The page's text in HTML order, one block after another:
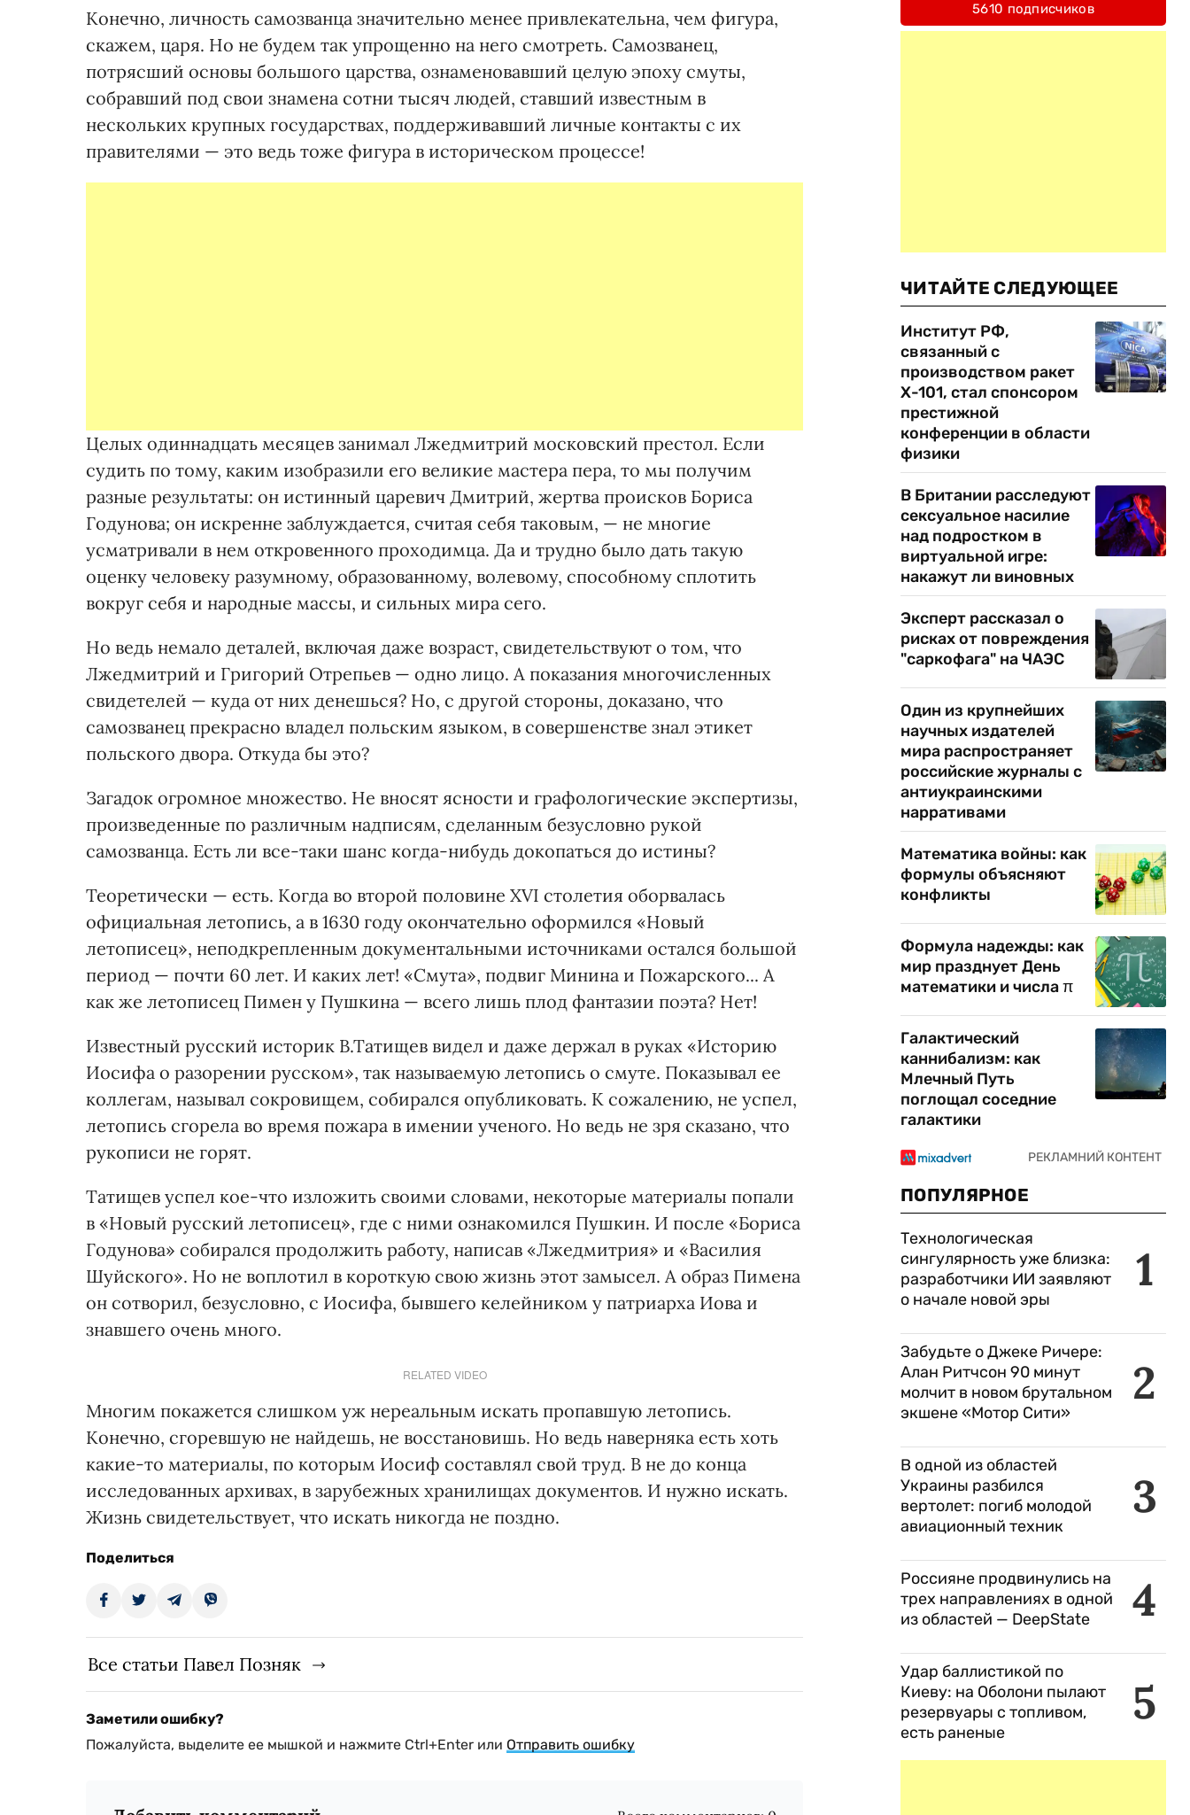
Конечно, личность самозванца значительно менее привлекательна, чем фигура,
скажем, царя. Но не будем так упрощенно на него смотреть. Самозванец,
потрясший основы большого царства, ознаменовавший целую эпоху смуты,
собравший под свои знамена сотни тысяч людей, ставший известным в
нескольких крупных государствах, поддерживавший личные контакты с их
правителями — это ведь тоже фигура в историческом процессе!
Целых одиннадцать месяцев занимал Лжедмитрий московский престол. Если
судить по тому, каким изобразили его великие мастера пера, то мы получим
разные результаты: он истинный царевич Дмитрий, жертва происков Бориса
Годунова; он искренне заблуждается, считая себя таковым, — не многие
усматривали в нем откровенного проходимца. Да и трудно было дать такую
оценку человеку разумному, образованному, волевому, способному сплотить
вокруг себя и народные массы, и сильных мира сего.
Но ведь немало деталей, включая даже возраст, свидетельствуют о том, что
Лжедмитрий и Григорий Отрепьев — одно лицо. А показания многочисленных
свидетелей — куда от них денешься? Но, с другой стороны, доказано, что
самозванец прекрасно владел польским языком, в совершенстве знал этикет
польского двора. Откуда бы это?
Загадок огромное множество. Не вносят ясности и графологические экспертизы,
произведенные по различным надписям, сделанным безусловно рукой
самозванца. Есть ли все-таки шанс когда-нибудь докопаться до истины?
Теоретически — есть. Когда во второй половине XVI столетия оборвалась
официальная летопись, а в 1630 году окончательно оформился «Новый
летописец», неподкрепленным документальными источниками остался большой
период — почти 60 лет. И каких лет! «Смута», подвиг Минина и Пожарского... А
как же летописец Пимен у Пушкина — всего лишь плод фантазии поэта? Нет!
Известный русский историк В.Татищев видел и даже держал в руках «Историю
Иосифа о разорении русском», так называемую летопись о смуте. Показывал ее
коллегам, называл сокровищем, собирался опубликовать. К сожалению, не успел,
летопись сгорела во время пожара в имении ученого. Но ведь не зря сказано, что
рукописи не горят.
Татищев успел кое-что изложить своими словами, некоторые материалы попали
в «Новый русский летописец», где с ними ознакомился Пушкин. И после «Бориса
Годунова» собирался продолжить работу, написав «Лжедмитрия» и «Василия
Шуйского». Но не воплотил в короткую свою жизнь этот замысел. А образ Пимена
он сотворил, безусловно, с Иосифа, бывшего келейником у патриарха Иова и
знавшего очень много.
RELATED VIDEO
Многим покажется слишком уж нереальным искать пропавшую летопись.
Конечно, сгоревшую не найдешь, не восстановишь. Но ведь наверняка есть хоть
какие-то материалы, по которым Иосиф составлял свой труд. В не до конца
исследованных архивах, в зарубежных хранилищах документов. И нужно искать.
Жизнь свидетельствует, что искать никогда не поздно.
Поделиться
Все статьи Павел Позняк
Заметили ошибку?
Пожалуйста, выделите ее мышкой и нажмите Ctrl+Enter или Отправить ошибку
5610 подписчиков
ЧИТАЙТЕ СЛЕДУЮЩЕЕ
Институт РФ,
связанный с
производством ракет
Х-101, стал спонсором
престижной
конференции в области
физики
В Британии расследуют
сексуальное насилие
над подростком в
виртуальной игре:
накажут ли виновных
Эксперт рассказал о
рисках от повреждения
"саркофага" на ЧАЭС
Один из крупнейших
научных издателей
мира распространяет
российские журналы с
антиукраинскими
нарративами
Математика войны: как
формулы объясняют
конфликты
Формула надежды: как
мир празднует День
математики и числа π
Галактический
каннибализм: как
Млечный Путь
поглощал соседние
галактики
ПОПУЛЯРНОЕ
1
Технологическая
сингулярность уже близка:
разработчики ИИ заявляют
о начале новой эры
2
Забудьте о Джеке Ричере:
Алан Ритчсон 90 минут
молчит в новом брутальном
экшене «Мотор Сити»
3
В одной из областей
Украины разбился
вертолет: погиб молодой
авиационный техник
4
Россияне продвинулись на
трех направлениях в одной
из областей — DeepState
5
Удар баллистикой по
Киеву: на Оболони пылают
резервуары с топливом,
есть раненые